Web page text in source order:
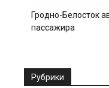
Гродно-Белосток
пассажира
Рубрики